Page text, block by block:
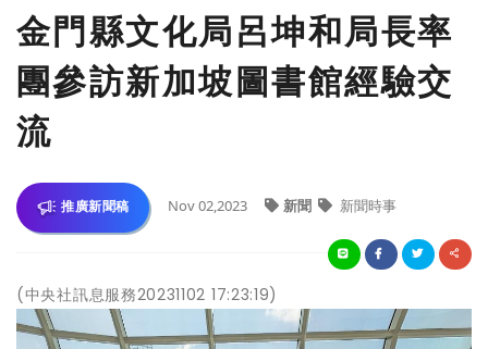
金門縣文化局呂坤和局長率
團參訪新加坡圖書館經驗交
流
推廣新聞稿 Nov 02,2023 新聞 新聞時事
(中央社訊息服務20231102 17:23:19)